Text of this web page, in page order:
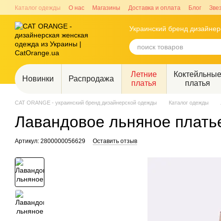
Перейти к основному контенту
Каталог одежды О нас Магазины Доставка и оплата Блог
Украинский бренд
Новинки Распродажа
Летние
платья
платья
CAT ORANGE - украинский бренд дизайнерской одежды Каталог одежды
Лавандовое льняное
Артикул: 2800000056629 Оставить отзыв